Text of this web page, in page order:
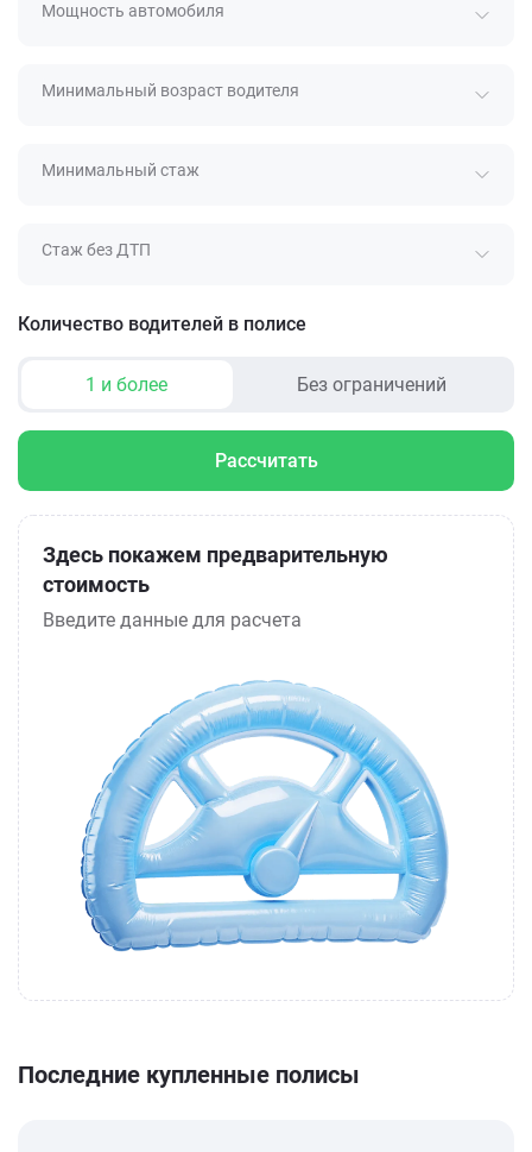
Мощность автомобиля
Минимальный возраст водителя
Минимальный стаж
Стаж без ДТП
Количество водителей в полисе
1 и более Без ограничений
Рассчитать
Здесь покажем предварительную
стоимость
Введите данные для расчета
Последние купленные полисы